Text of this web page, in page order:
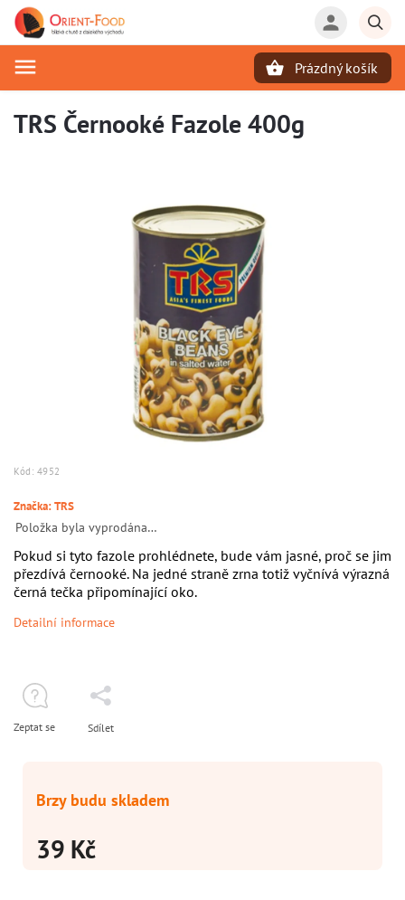
Prázdný košík
TRS Černooké Fazole 400g
Kód: 4952
Značka:TRS
39 Kč
Brzy budu skladem
Položka byla vyprodána…
Pokud si tyto fazole prohlédnete, bude vám jasné, proč se jim
přezdívá černooké. Na jedné straně zrna totiž vyčnívá výrazná
černá tečka připomínající oko.
Detailní informace
Zeptat se Sdílet